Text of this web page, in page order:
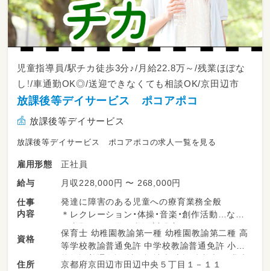
児童指導員/駅チカ徒歩3分♪/月給22.8万～/残業ほぼな
し！/車通勤OK◎/送迎できなくても相談OK/京田辺市
放課後等デイサービス ポコアポコ
放課後等デイサービス
放課後等デイサービス ポコアポコの求人一覧を見る
雇用形態
正社員
給与
月収228,000円 〜 268,000円
仕事
内容
発達に障害のある児童への療育業務全般
＊レクレーション・体操・音楽・創作活動…など
＊宿題などの学習支援（宿題）
＊連絡帳などの記入
＊児童の送迎
送迎業務が難しい方もご相談可能♪
資格
保育士 幼稚園教諭第一種 幼稚園教諭第二種 高
等学校教諭普通免許 中学校教諭普通免許 小学
校教諭普通免許 社会福祉士 言語聴覚士 作業療
住所 京都府京田辺市田辺中央５丁目１－１１